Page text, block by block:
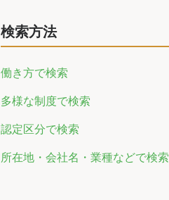
検索方法
働き方で検索
多様な制度で検索
認定区分で検索
所在地・会社名・業種などで検索